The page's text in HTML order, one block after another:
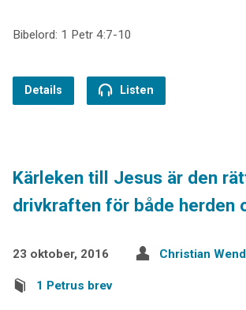
Bibelord: 1 Petr 4:7-10
Details Listen
Kärleken till Jesus är den
drivkraften för både herden
23 oktober, 2016 Christian
1 Petrus brev